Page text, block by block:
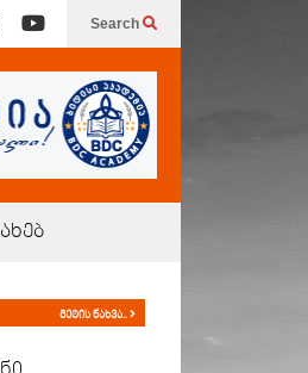
Search
მეტის ნახვა..